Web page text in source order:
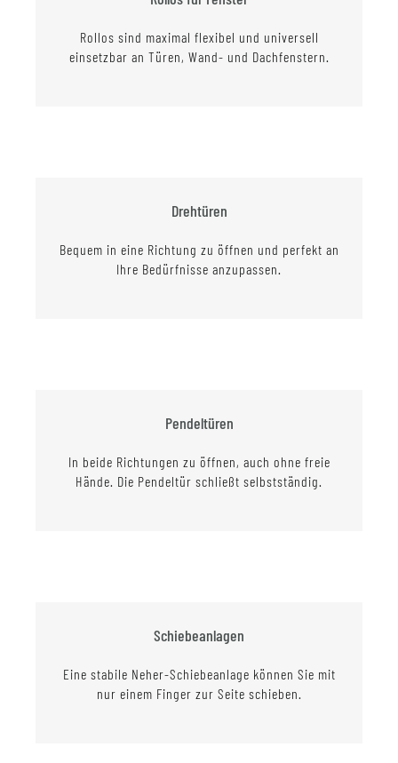
Rollos sind maximal flexibel und universell
einsetzbar an Türen, Wand- und Dachfenstern.
Drehtüren
Bequem in eine Richtung zu öffnen und perfekt an
Ihre Bedürfnisse anzupassen.
Pendeltüren
In beide Richtungen zu öffnen, auch ohne freie
Hände. Die Pendeltür schließt selbstständig.
Schiebeanlagen
Eine stabile Neher-Schiebeanlage können Sie mit
nur einem Finger zur Seite schieben.